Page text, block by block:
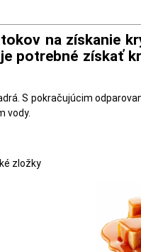
na získanie
potrebné získať
S pokračujúcim
vody.
zložky